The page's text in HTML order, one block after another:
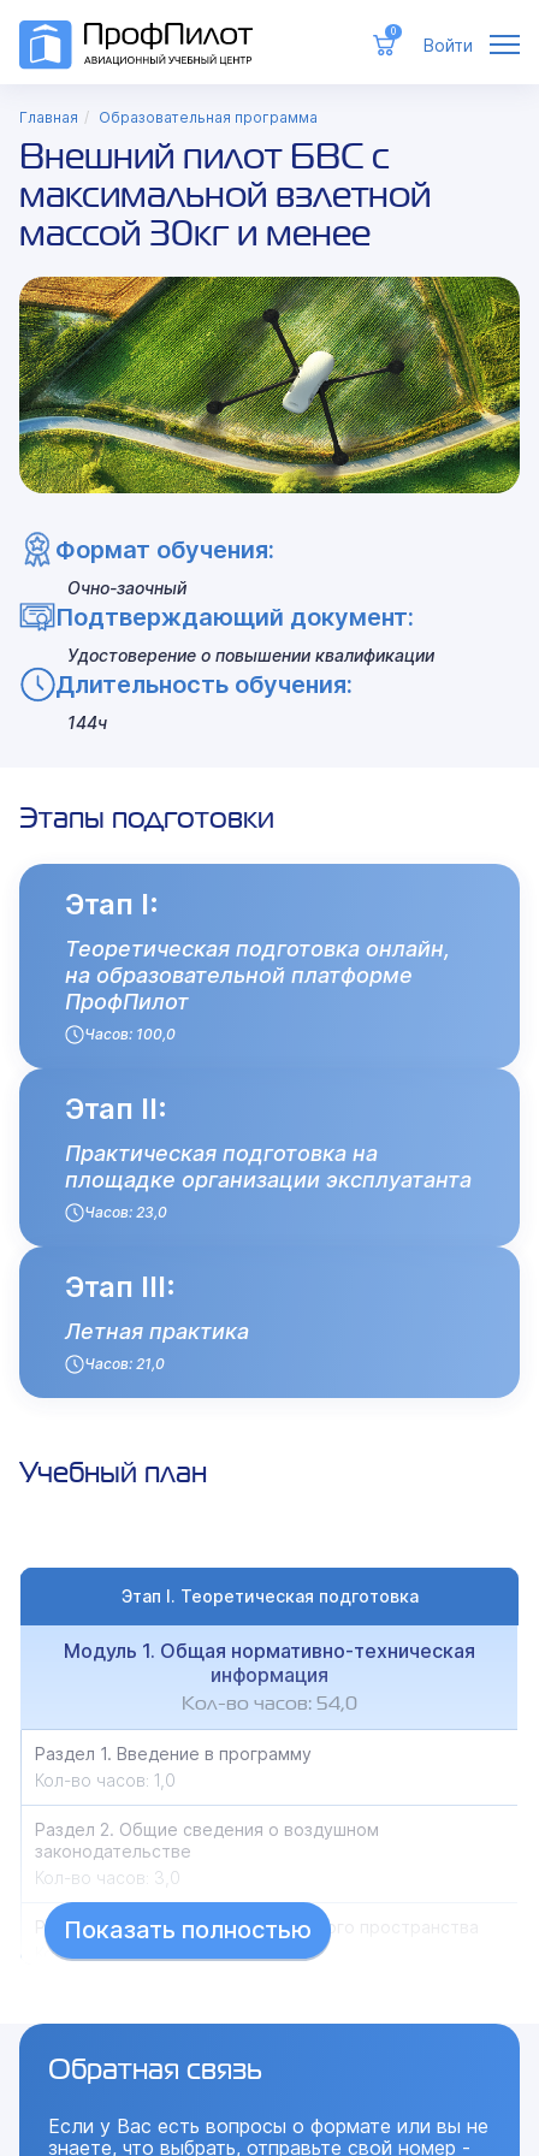
0
Войти
Главная Образовательная программа
Внешний пилот БВС с
максимальной взлетной
массой 30кг и менее
Формат обучения:
Очно-заочный
Подтверждающий документ:
Удостоверение о повышении квалификации
Длительность обучения:
144ч
Этапы подготовки
Этап I:
Теоретическая подготовка онлайн,
на образовательной платформе
ПрофПилот
Часов: 100,0
Этап II:
Практическая подготовка на
площадке организации эксплуатанта
Часов: 23,0
Этап III:
Летная практика
Часов: 21,0
Учебный план
Этап I. Теоретическая подготовка
Модуль 1. Общая нормативно-техническая
информация
Кол-во часов: 54,0
Раздел 1. Введение в программу
Кол-во часов: 1,0
Раздел 2. Общие сведения о воздушном
законодательстве
Кол-во часов: 3,0
Раздел 3. Использование воздушного пространства
Кол-во часов: 3,0
обеспечения полетов и авиационной электросвязи
Кол-во часов: 11,0
Показать полностью
Обратная связь
Если у Вас есть вопросы о формате или вы не
знаете, что выбрать, отправьте свой номер -